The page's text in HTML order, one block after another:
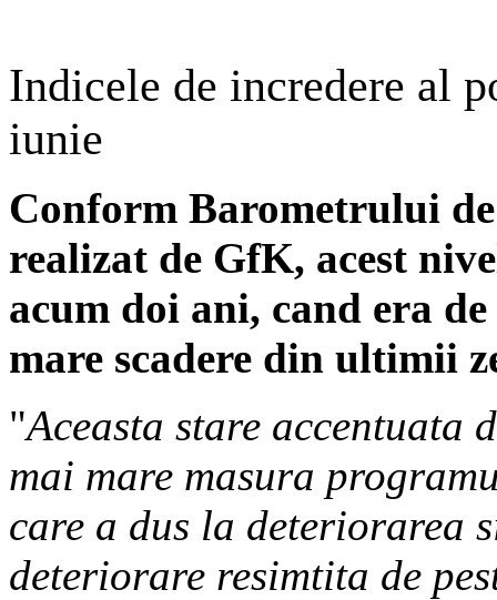
Indicele de incredere al
iunie
Conform Barometrului
realizat de GfK, acest
acum doi ani, cand era
mare scadere din ultimii
"Aceasta stare accentuata
mai mare masura
care a dus la deteriorarea
deteriorare resimtita de